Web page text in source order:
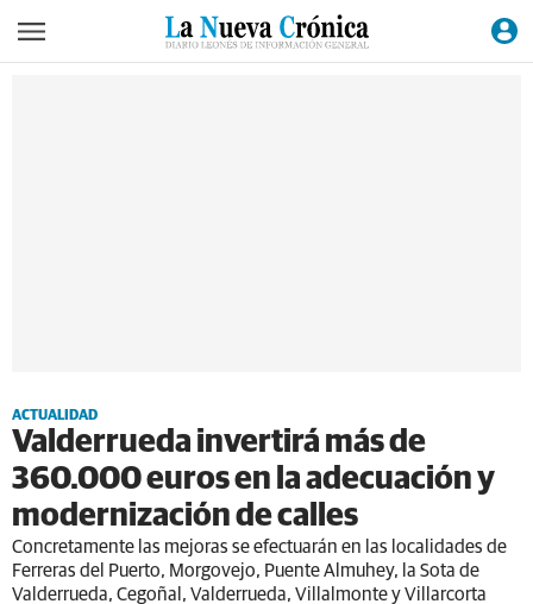
ACTUALIDAD
Valderrueda invertirá más de
360.000 euros en la adecuación y
modernización de calles
Concretamente las mejoras se efectuarán en las localidades de
Ferreras del Puerto, Morgovejo, Puente Almuhey, la Sota de
Valderrueda, Cegoñal, Valderrueda, Villalmonte y Villarcorta